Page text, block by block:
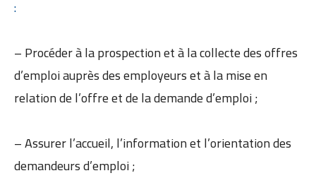
:
– Procéder à la prospection et à la collecte des offres
d’emploi auprès des employeurs et à la mise en
relation de l’offre et de la demande d’emploi ;
– Assurer l’accueil, l’information et l’orientation des
demandeurs d’emploi ;